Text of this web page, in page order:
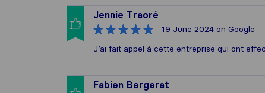
Jennie Traoré
19 June 2024 on Google
J’ai fait appel à cette entreprise qui ont
Fabien Bergerat